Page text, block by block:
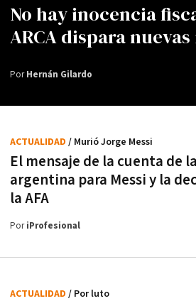
No hay inocencia
ARCA dispara
PorHernán Gilardo
El mensaje de la cuenta de
argentina para Messi y la
la AFA
ACTUALIDAD / Murió Jorge Messi
PoriProfesional
ACTUALIDAD / Por luto